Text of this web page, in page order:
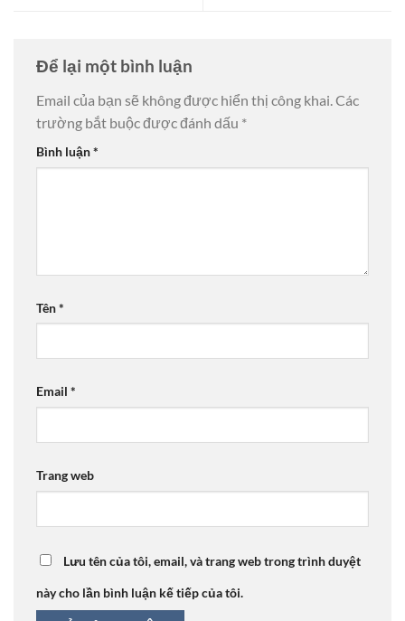
Để lại một bình luận
Email của bạn sẽ không được hiển thị công khai.Các
trường bắt buộc được đánh dấu *
Bình luận*
Tên*
Email *
Trang web
Lưu tên của tôi, email, và trang web trong trình duyệt
này cho lần bình luận kế tiếp của tôi.